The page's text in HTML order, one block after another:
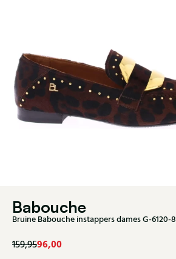
Babouche
Bruine Babouche instappers dames G-6120-8
159,9596,00